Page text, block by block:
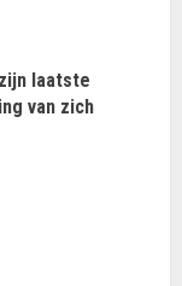
laatste
van zich